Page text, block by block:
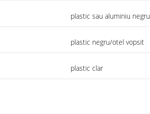
plastic sau aluminiu negru
plastic negru/otel vopsit
plastic clar